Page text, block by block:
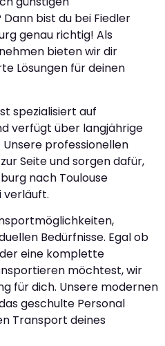
bist du bei Fiedler
genau richtig! Als
bieten wir dir
Lösungen für deinen
spezialisiert auf
verfügt über langjährige
professionellen
Seite und sorgen dafür,
nach Toulouse
verläuft.
Bedürfnisse. Egal ob
eine komplette
möchtest, wir
für dich. Unsere modernen
geschulte Personal
Transport deines